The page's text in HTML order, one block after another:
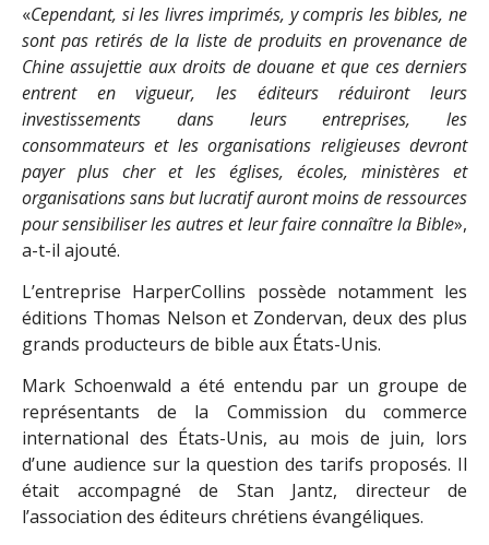
«Cependant, si les livres imprimés, y compris les bibles, ne
sont pas retirés de la liste de produits en provenance de
Chine assujettie aux droits de douane et que ces derniers
entrent en vigueur, les éditeurs réduiront leurs
investissements dans leurs entreprises, les
consommateurs et les organisations religieuses devront
payer plus cher et les églises, écoles, ministères et
organisations sans but lucratif auront moins de ressources
pour sensibiliser les autres et leur faire connaître la Bible»,
a-t-il ajouté.
L’entreprise HarperCollins possède notamment les
éditions Thomas Nelson et Zondervan, deux des plus
grands producteurs de bible aux États-Unis.
Mark Schoenwald a été entendu par un groupe de
représentants de la Commission du commerce
international des États-Unis, au mois de juin, lors
d’une audience sur la question des tarifs proposés. Il
était accompagné de Stan Jantz, directeur de
l’association des éditeurs chrétiens évangéliques.